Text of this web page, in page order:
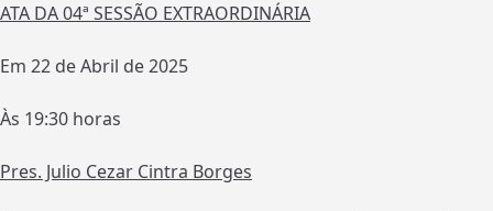
ATA DA 04ª SESSÃO EXTRAORDINÁRIA
Em 22 de Abril de 2025
Às 19:30 horas
Pres. Julio Cezar Cintra Borges